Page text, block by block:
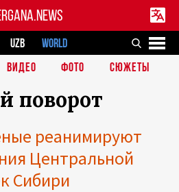
UZB
WORLD
ВИДЕО ФОТО СЮЖЕТЫ
поворот
реанимируют
Центральной
Сибири